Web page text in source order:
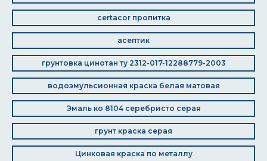
certacor пропитка
асептик
грунтовка цинотан ту 2312-017-12288779-2003
водоэмульсионная краска белая матовая
Эмаль ко 8104 серебристо серая
грунт краска серая
Цинковая краска по металлу